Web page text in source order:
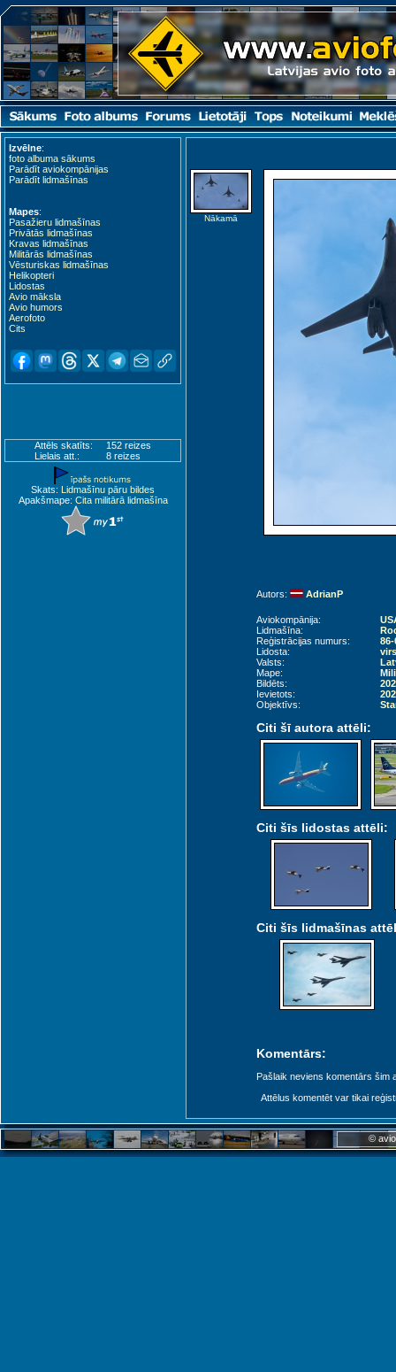
Izvēlne:
foto albuma sākums
Parādīt aviokompānijas
Parādīt lidmašīnas
Mapes:
Pasažieru lidmašīnas
Privātās lidmašīnas
Kravas lidmašīnas
Militārās lidmašīnas
Vēsturiskas lidmašīnas
Helikopteri
Lidostas
Avio māksla
Avio humors
Aerofoto
Cits
Attēls skatīts:
152 reizes
Lielais att.:
8 reizes
Skats: Lidmašīnu pāru bildes
Apakšmape: Cita militārā lidmašīna
Nākamā
Autors: AdrianP
Aviokompānija:
Lidmašīna:
Reģistrācijas numurs:
86-
Lidosta:
Valsts:
Mape:
Bildēts:
Ievietots:
Objektīvs:
Citi šī autora attēli:
Citi šīs lidostas attēli:
Citi šīs lidmašīnas
Komentārs:
Pašlaik neviens komentārs šim
Attēlus komentēt var tikai
©